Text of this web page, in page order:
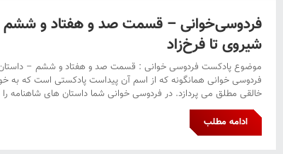
فردوسی‌خوانی – قسمت صد و هفتاد و ششم
شیروی تا فرخ‌زاد
موضوع پادکست فردوسی خوانی : قسمت صد و هفتاد و ششم – داستان
فردوسی خوانی همانگونه که از اسم آن پیداست پادکستی است که به
خالقی مطلق می پردازد. در فردوسی خوانی شما داستان های شاهنامه
ادامه مطلب